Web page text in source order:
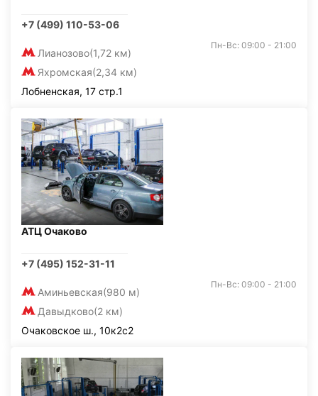
+7 (499) 110-53-06
Лианозово(1,72 км)
Яхромская(2,34 км)
Пн-Вс: 09:00 - 21:00
Лобненская, 17 стр.1
АТЦ Очаково
+7 (495) 152-31-11
Аминьевская(980 м)
Давыдково(2 км)
Пн-Вс: 09:00 - 21:00
Очаковское ш., 10к2с2